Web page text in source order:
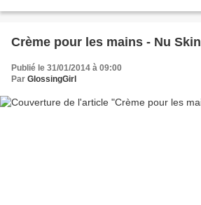
Crème pour les mains - Nu Skin
Publié le 31/01/2014 à 09:00
Par GlossingGirl